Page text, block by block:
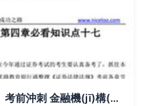
證券從業(yè)《證券法規(guī)》考前沖刺 金融機(jī)構(gòu)委托金融知識流程外包服務(wù)核心考點(diǎn)